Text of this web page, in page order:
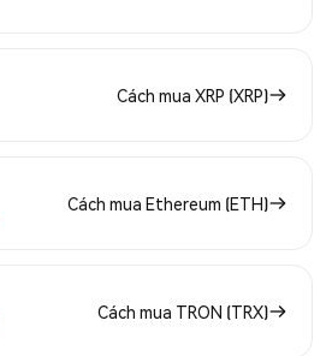
Cách mua XRP (XRP)
Cách mua Ethereum (ETH)
Cách mua TRON (TRX)